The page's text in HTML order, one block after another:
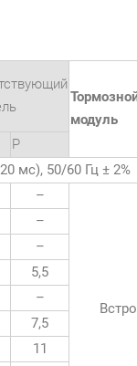
модуль
P
мс), 50/60 Гц ± 2%
–
–
–
5,5
–
7,5
11